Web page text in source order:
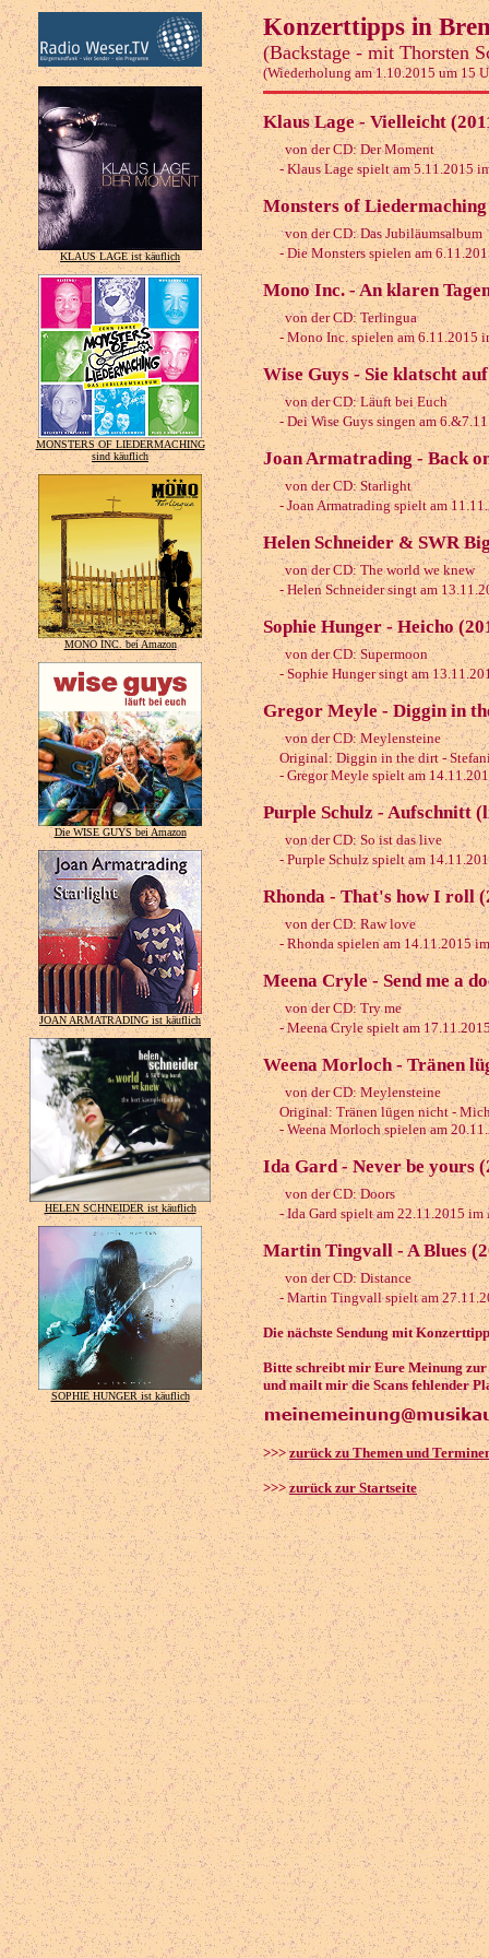
KLAUS LAGE ist käuflich
MONSTERS OF LIEDERMACHING
sind käuflich
MONO INC. bei Amazon
Die WISE GUYS bei Amazon
JOAN ARMATRADING ist käuflich
HELEN SCHNEIDER ist käuflich
SOPHIE HUNGER ist käuflich
Konzerttipps in
(Backstage - mit Thorsten
(Wiederholung am 1.10.2015 um 15
Klaus Lage - Vielleicht
von der CD: Der Moment
- Klaus Lage spielt am 5.11.2015
Monsters of
von der CD: Das Jubiläumsalbum
- Die Monsters spielen am
Mono Inc. - An klaren
von der CD: Terlingua
- Mono Inc. spielen am 6.11.2015
Wise Guys - Sie klatscht
von der CD: Läuft bei Euch
- Dei Wise Guys singen am
Joan Armatrading - Back
von der CD: Starlight
- Joan Armatrading spielt am
Helen Schneider & SWR
von der CD: The world we knew
- Helen Schneider singt am
Sophie Hunger - Heicho
von der CD: Supermoon
- Sophie Hunger singt am
Gregor Meyle - Diggin in
von der CD: Meylensteine
Original: Diggin in the dirt -
- Gregor Meyle spielt am
Purple Schulz - Aufschnitt
von der CD: So ist das live
- Purple Schulz spielt am
Rhonda - That's how I roll
von der CD: Raw love
- Rhonda spielen am 14.11.2015
Meena Cryle - Send me a
von der CD: Try me
- Meena Cryle spielt am
Weena Morloch - Tränen
von der CD: Meylensteine
Original: Tränen lügen nicht -
- Weena Morloch spielen am
Ida Gard - Never be yours
von der CD: Doors
- Ida Gard spielt am 22.11.2015 im
Martin Tingvall - A Blues
von der CD: Distance
- Martin Tingvall spielt am
Die nächste Sendung mit
Bitte schreibt mir Eure Meinung zur
und mailt mir die Scans fehlender
>>>zurück zu Themen und
>>>zurück zur Startseite